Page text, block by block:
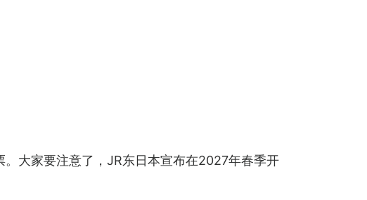
大家要注意了，JR东日本宣布在2027年春季开